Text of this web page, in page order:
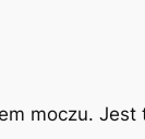
moczu.